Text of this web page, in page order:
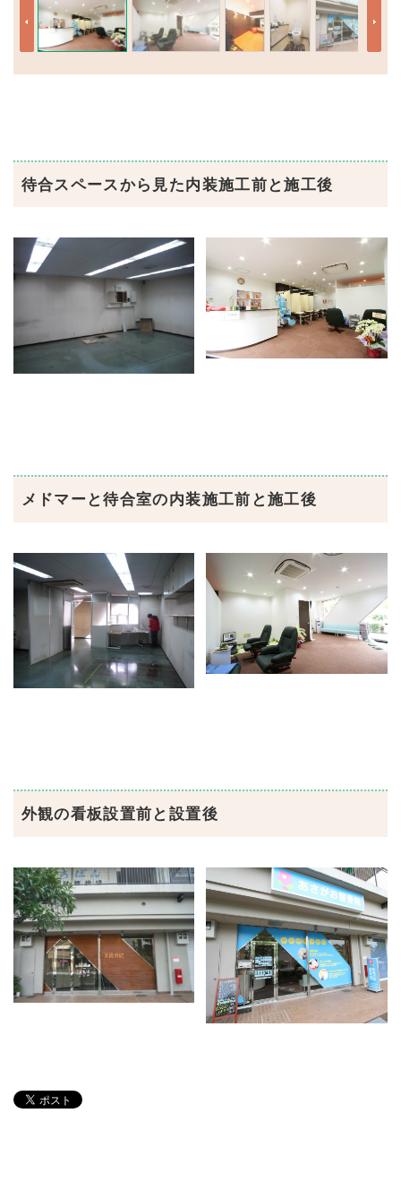
待合スペースから見た内装施工前と施工後
メドマーと待合室の内装施工前と施工後
外観の看板設置前と設置後